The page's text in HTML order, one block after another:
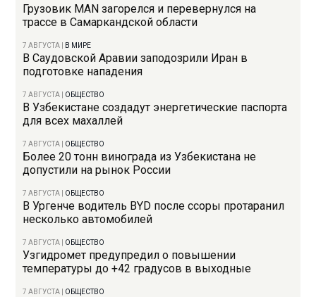
Грузовик MAN загорелся и перевернулся на
трассе в Самаркандской области
7 АВГУСТА В МИРЕ
В Саудовской Аравии заподозрили Иран в
подготовке нападения
7 АВГУСТА ОБЩЕСТВО
В Узбекистане создадут энергетические паспорта
для всех махаллей
7 АВГУСТА ОБЩЕСТВО
Более 20 тонн винограда из Узбекистана не
допустили на рынок России
7 АВГУСТА ОБЩЕСТВО
В Ургенче водитель BYD после ссоры протаранил
несколько автомобилей
7 АВГУСТА ОБЩЕСТВО
Узгидромет предупредил о повышении
температуры до +42 градусов в выходные
7 АВГУСТА ОБЩЕСТВО